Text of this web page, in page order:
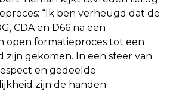
“Ik ben verheugd dat de
CDA en D66 na een
open formatieproces tot een
zijn gekomen. In een sfeer van
en gedeelde
zijn de handen